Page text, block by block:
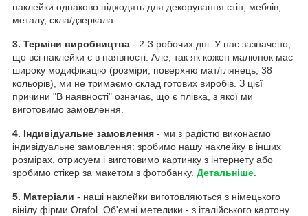
наклейки однаково підходять для декорування стін, меблів,
металу, скла/дзеркала.
3. Терміни виробництва - 2-3 робочих дні. У нас зазначено,
що всі наклейки є в наявності. Але, так як кожен малюнок має
широку модифікацію (розміри, поверхню мат/глянець, 38
кольорів), ми не тримаємо склад готових виробів. З цієї
причини "В наявності" означає, що є плівка, з якої ми
виготовимо замовлення.
4. Індивідуальне замовлення - ми з радістю виконаємо
індивідуальне замовлення: зробимо нашу наклейку в інших
розмірах, отрисуем і виготовимо картинку з інтернету або
зробимо стікер за макетом з фотобанку. Детальніше
5. Матеріали - наші наклейки виготовляються з німецького
вінілу фірми Orafol. Об'ємні метелики - з італійського картону